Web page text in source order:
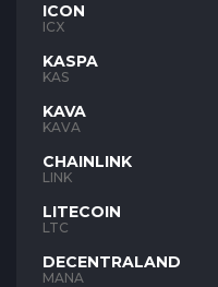
ICON
ICX
KASPA
KAS
KAVA
KAVA
CHAINLINK
LINK
LITECOIN
LTC
DECENTRALAND
MANA